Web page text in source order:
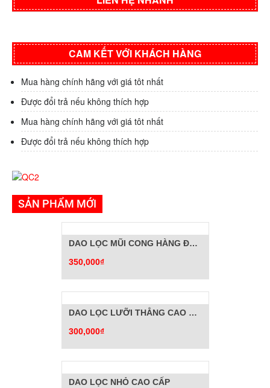
CAM KẾT VỚI KHÁCH HÀNG
Mua hàng chính hãng với giá tôt nhất
Được đổi trả nếu không thích hợp
Mua hàng chính hãng với giá tôt nhất
Được đổi trả nếu không thích hợp
SẢN PHẨM MỚI
DAO LỌC MŨI CONG HÀNG ĐẶC BIỆT
350,000₫
DAO LỌC LƯỠI THẲNG CAO CẤP
300,000₫
DAO LỌC NHỎ CAO CẤP